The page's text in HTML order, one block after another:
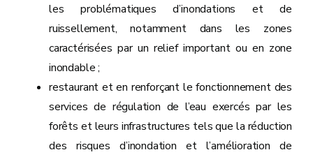
les problématiques d’inondations et de
ruissellement, notamment dans les zones
caractérisées par un relief important ou en zone
inondable ;
restaurant et en renforçant le fonctionnement des
services de régulation de l’eau exercés par les
forêts et leurs infrastructures tels que la réduction
des risques d’inondation et l’amélioration de